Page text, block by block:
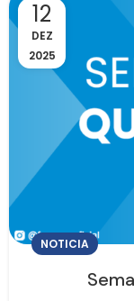
12
DEZ
2025
NOTICIA